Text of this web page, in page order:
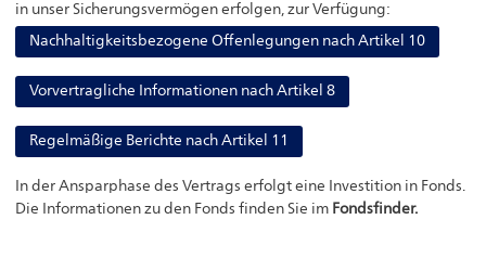
in unser Sicherungsvermögen erfolgen, zur Verfügung:
Nachhaltigkeitsbezogene Offenlegungen nach Artikel 10
Vorvertragliche Informationen nach Artikel 8
Regelmäßige Berichte nach Artikel 11
In der Ansparphase des Vertrags erfolgt eine Investition in Fonds.
Die Informationen zu den Fonds finden Sie im Fondsfinder.